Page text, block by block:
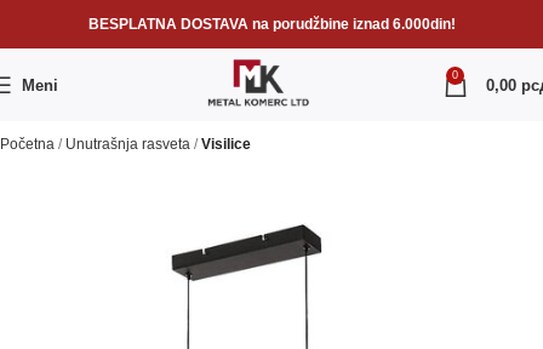
BESPLATNA DOSTAVA na porudžbine iznad 6.000din!
Meni
0
0,00
Početna Unutrašnja rasveta Visilice